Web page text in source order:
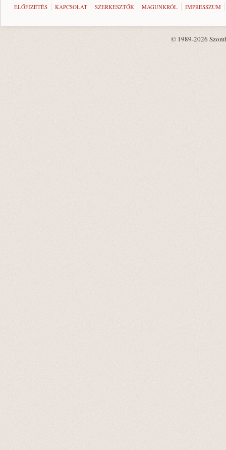
ELŐFIZETÉS KAPCSOLAT SZERKESZTŐK MAGUNKRÓL IMPRESSZUM
© 1989-2026